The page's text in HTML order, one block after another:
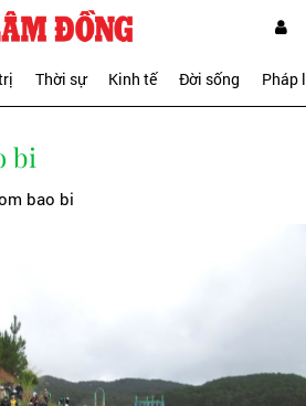
Thời sự Kinh tế Đời sống Pháp
bi
bao bi